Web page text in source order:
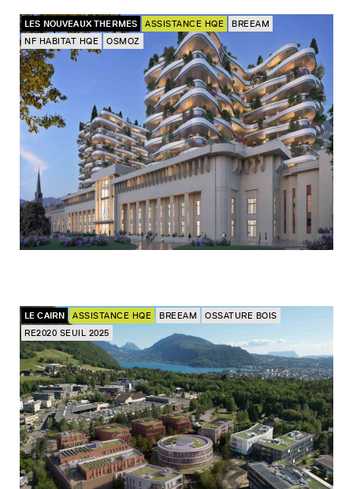
LES NOUVEAUX THERMES ASSISTANCE HQE
BREEAM
NF HABITAT HQE
OSMOZ
LE CAIRN ASSISTANCE HQE BREEAM
OSSATURE BOIS
RE2020 SEUIL 2025